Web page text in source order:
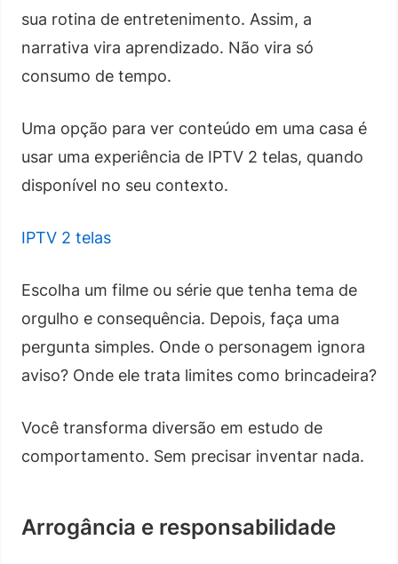
sua rotina de entretenimento. Assim, a
narrativa vira aprendizado. Não vira só
consumo de tempo.
Uma opção para ver conteúdo em uma casa é
usar uma experiência de IPTV 2 telas, quando
disponível no seu contexto.
IPTV 2 telas
Escolha um filme ou série que tenha tema de
orgulho e consequência. Depois, faça uma
pergunta simples. Onde o personagem ignora
aviso? Onde ele trata limites como brincadeira?
Você transforma diversão em estudo de
comportamento. Sem precisar inventar nada.
Arrogância e responsabilidade